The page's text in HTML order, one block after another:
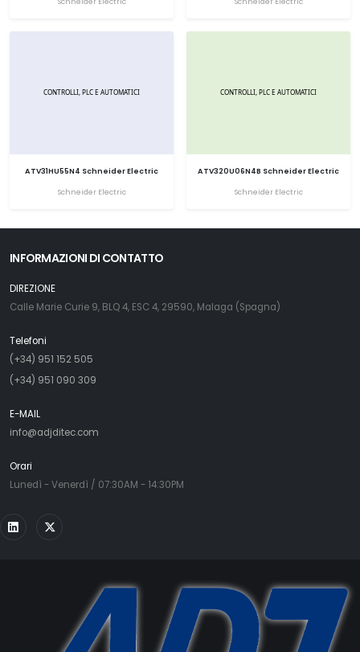
ATV31HU55N4 Schneider Electric
Schneider Electric
ATV320U06N4B Schneider Electric
Schneider Electric
INFORMAZIONI DI CONTATTO
DIREZIONE
Calle Marie Curie 9, BLQ 4, ESC 4, 29590, Malaga (Spagna)
Telefoni
(+34) 951 152 505
(+34) 951 090 309
E-MAIL
info@adjditec.com
Orari
Lunedì - Venerdì / 07:30AM - 14:30PM